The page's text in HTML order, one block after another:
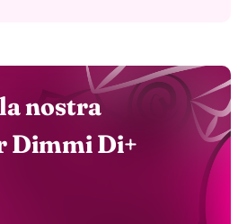
nostra
Dimmi Di+